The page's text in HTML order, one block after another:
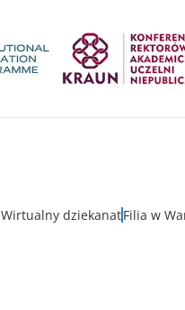
Wirtualny dziekanatFilia w